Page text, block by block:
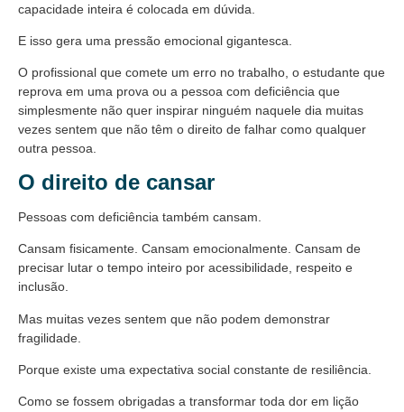
capacidade inteira é colocada em dúvida.
E isso gera uma pressão emocional gigantesca.
O profissional que comete um erro no trabalho, o estudante que
reprova em uma prova ou a pessoa com deficiência que
simplesmente não quer inspirar ninguém naquele dia muitas
vezes sentem que não têm o direito de falhar como qualquer
outra pessoa.
O direito de cansar
Pessoas com deficiência também cansam.
Cansam fisicamente. Cansam emocionalmente. Cansam de
precisar lutar o tempo inteiro por acessibilidade, respeito e
inclusão.
Mas muitas vezes sentem que não podem demonstrar
fragilidade.
Porque existe uma expectativa social constante de resiliência.
Como se fossem obrigadas a transformar toda dor em lição